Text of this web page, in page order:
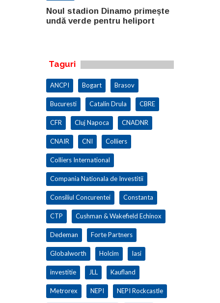
Noul stadion Dinamo primește
undă verde pentru heliport
Taguri
ANCPI Bogart Brasov
Bucuresti Catalin Drula CBRE
CFR Cluj Napoca CNADNR
CNAIR CNI Colliers
Colliers International
Compania Nationala de Investitii
Consiliul Concurentei Constanta
CTP Cushman & Wakefield Echinox
Dedeman Forte Partners
Globalworth Holcim Iasi
investitie JLL Kaufland
Metrorex NEPI NEPI Rockcastle